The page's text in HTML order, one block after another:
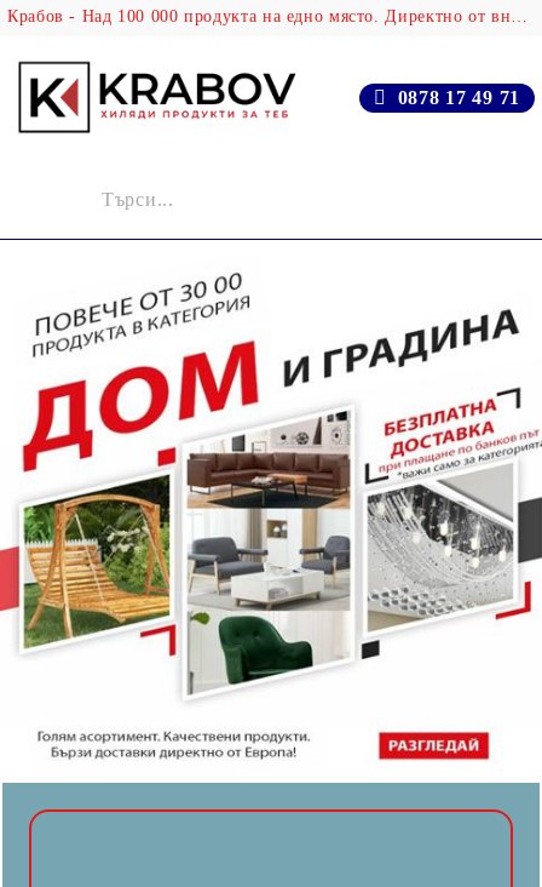
Крабов - Над 100 000 продукта на едно място. Директно от вносителя!
0878 17 49 71